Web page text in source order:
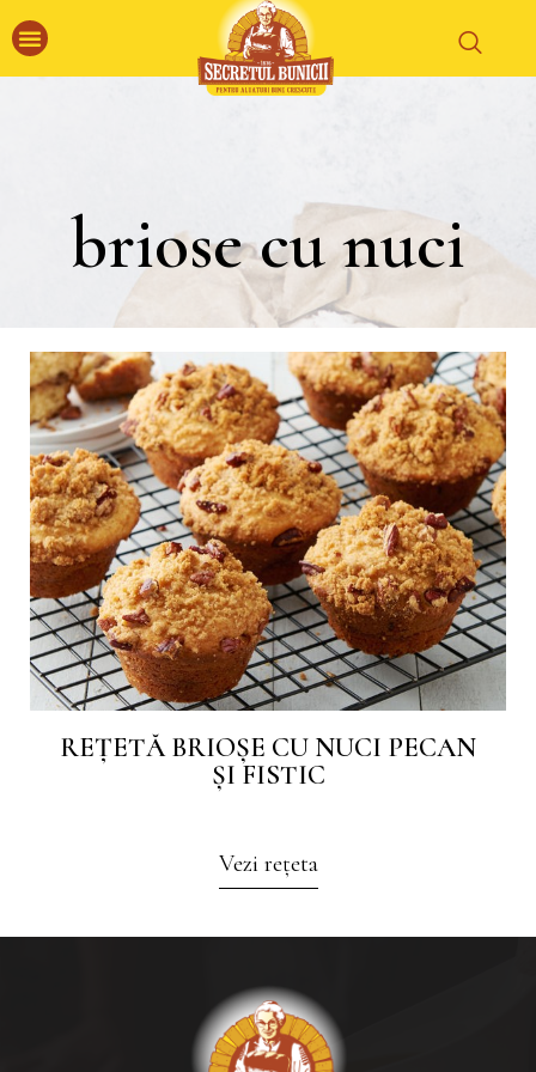
briose cu nuci
REȚETĂ BRIOȘE CU NUCI PECAN
ȘI FISTIC
Vezi rețeta